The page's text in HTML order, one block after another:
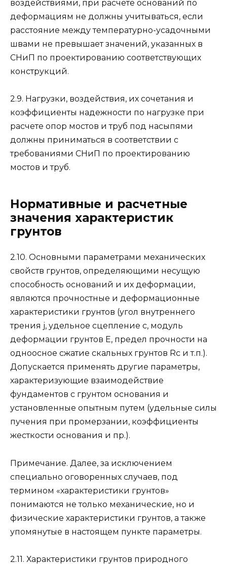
воздействиями, при расчете оснований по
деформациям не должны учитываться, если
расстояние между температурно-усадочными
швами не превышает значений, указанных в
СНиП по проектированию соответствующих
конструкций.
2.9. Нагрузки, воздействия, их сочетания и
коэффициенты надежности по нагрузке при
расчете опор мостов и труб под насыпями
должны приниматься в соответствии с
требованиями СНиП по проектированию
мостов и труб.
Нормативные и расчетные
значения характеристик
грунтов
2.10. Основными параметрами механических
свойств грунтов, определяющими несущую
способность оснований и их деформации,
являются прочностные и деформационные
характеристики грунтов (угол внутреннего
трения j, удельное сцепление с, модуль
деформации грунтов Е, предел прочности на
одноосное сжатие скальных грунтов Rc и т.п.).
Допускается применять другие параметры,
характеризующие взаимодействие
фундаментов с грунтом основания и
установленные опытным путем (удельные силы
пучения при промерзании, коэффициенты
жесткости основания и пр.).
Примечание. Далее, за исключением
специально оговоренных случаев, под
термином «характеристики грунтов»
понимаются не только механические, но и
физические характеристики грунтов, а также
упомянутые в настоящем пункте параметры.
2.11. Характеристики грунтов природного